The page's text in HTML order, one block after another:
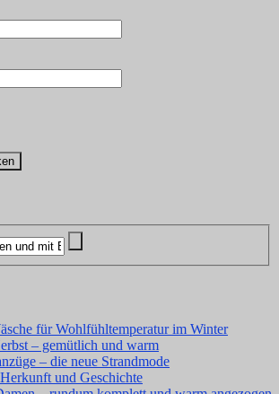
für Wohlfühltemperatur im Winter
– gemütlich und warm
– die neue Strandmode
und Geschichte